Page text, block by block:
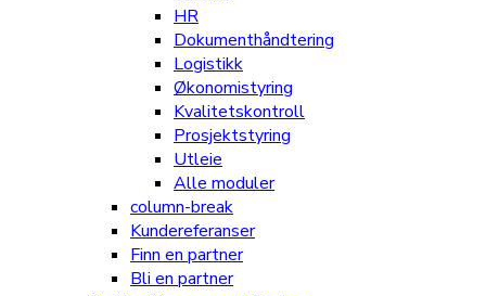
HR
Dokumenthåndtering
Logistikk
Økonomistyring
Kvalitetskontroll
Prosjektstyring
Utleie
Alle moduler
column-break
Kundereferanser
Finn en partner
Bli en partner